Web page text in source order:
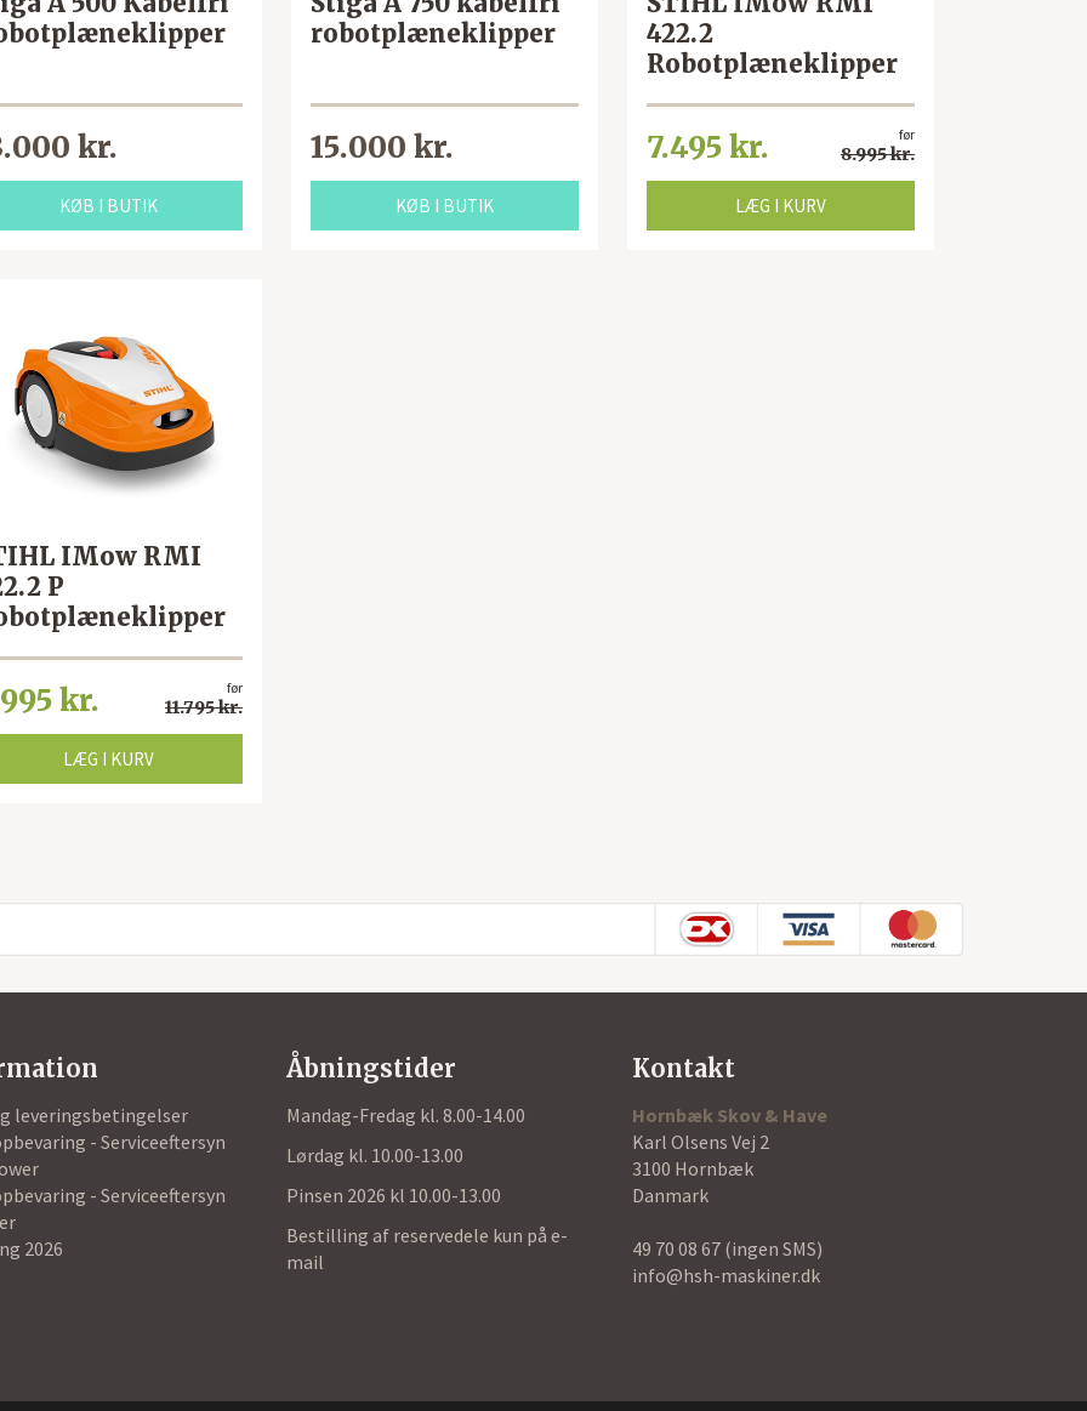
kr.
KØB I BUTIK
robotplæneklipper
15.000 kr.
KØB I BUTIK
422.2
Robotplæneklipper
før
8.995 kr.
7.495 kr.
LÆG I KURV
IMow RMI
P
før
11.795 kr.
kr.
LÆG I KURV
leveringsbetingelser
- Serviceeftersyn
- Serviceeftersyn
2026
Åbningstider
Mandag-Fredag kl. 8.00-14.00
Lørdag kl. 10.00-13.00
Pinsen 2026 kl 10.00-13.00
Bestilling af reservedele kun på e-
mail
Kontakt
Hornbæk Skov & Have
Karl Olsens Vej 2
3100 Hornbæk
Danmark
49 70 08 67 (ingen SMS)
info@hsh-maskiner.dk